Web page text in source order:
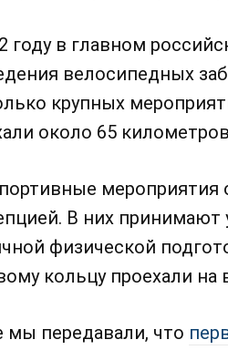
году в главном
велосипедных
крупных
около 65
мероприятия
В них принимают
физической
кольцу проехали
мы передавали, что